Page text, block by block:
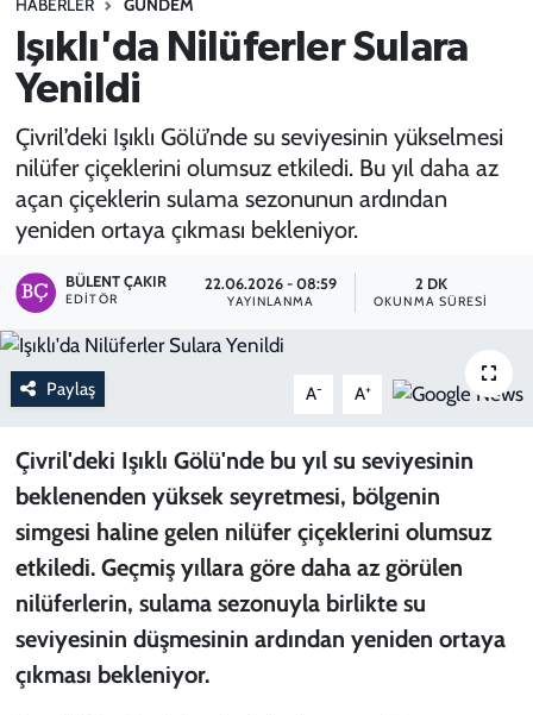
HABERLER GÜNDEM
Işıklı'da Nilüferler Sulara
Yenildi
Çivril’deki Işıklı Gölü’nde su seviyesinin yükselmesi
nilüfer çiçeklerini olumsuz etkiledi. Bu yıl daha az
açan çiçeklerin sulama sezonunun ardından
yeniden ortaya çıkması bekleniyor.
BÜLENT ÇAKIR
EDITÖR
22.06.2026 - 08:59
YAYINLANMA
2 DK
OKUNMA SÜRESI
Paylaş A- A+
Çivril'deki Işıklı Gölü'nde bu yıl su seviyesinin
beklenenden yüksek seyretmesi, bölgenin
simgesi haline gelen nilüfer çiçeklerini olumsuz
etkiledi. Geçmiş yıllara göre daha az görülen
nilüferlerin, sulama sezonuyla birlikte su
seviyesinin düşmesinin ardından yeniden ortaya
çıkması bekleniyor.
SPOR
TEKNOLOJİ
YAŞAM